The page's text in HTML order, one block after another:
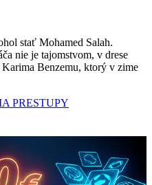
stať Mohamed Salah.
nie je tajomstvom, v drese
Benzemu, ktorý v zime
PRESTUPY